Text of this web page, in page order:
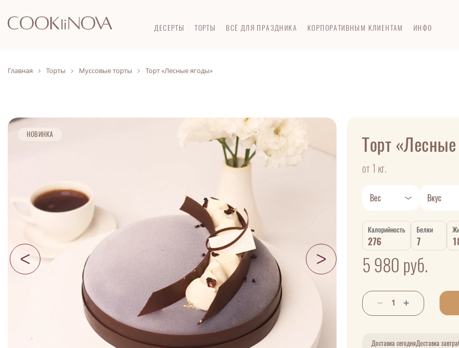
ДЕСЕРТЫ ТОРТЫ ВСЁ ДЛЯ ПРАЗДНИКА КОРПОРАТИВНЫМ КЛИЕНТАМ ИНФО
Главная Торты Муссовые торты Торт «Лесные ягоды»
НОВИНКА Торт
от 1 кг.
Вес Вкус
Калорийность
276
Белки
7
5 980 руб.
Доставка сегодняДоставка завтра